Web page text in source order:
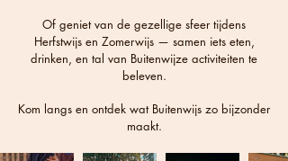
Of geniet van de gezellige sfeer tijdens
Herfstwijs en Zomerwijs — samen iets eten,
drinken, en tal van Buitenwijze activiteiten te
beleven.
Kom langs en ontdek wat Buitenwijs zo bijzonder
maakt.